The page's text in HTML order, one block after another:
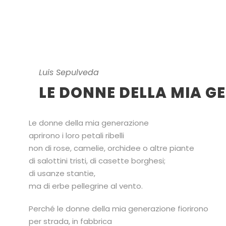
Luis Sepulveda
LE DONNE DELLA MIA
Le donne della mia generazione
aprirono i loro petali ribelli
non di rose, camelie, orchidee o altre piante
di salottini tristi, di casette borghesi;
di usanze stantie,
ma di erbe pellegrine al vento.
Perché le donne della mia generazione fiorirono
per strada, in fabbrica